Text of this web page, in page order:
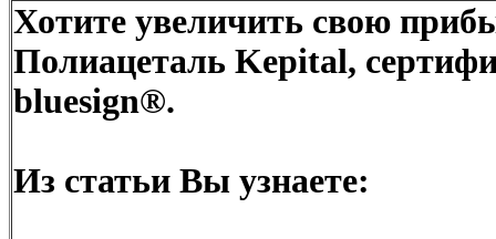
Хотите увеличить свою
Полиацеталь Kepital,
bluesign®.
Из статьи Вы узнаете: